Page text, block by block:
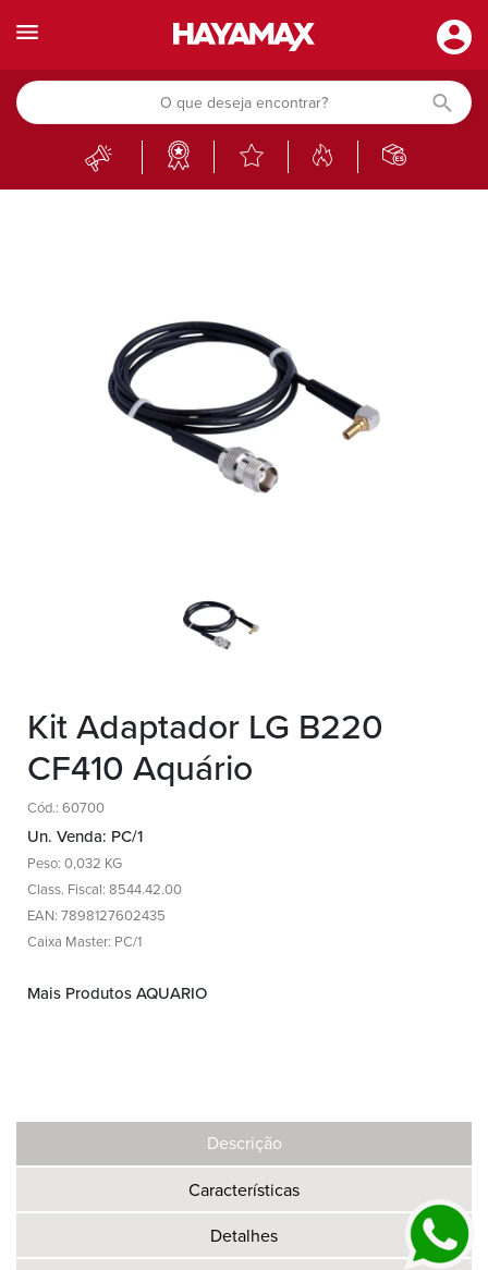
Kit Adaptador LG B220
CF410 Aquário
Cód.: 60700
Un. Venda: PC/1
Peso: 0,032 KG
Class. Fiscal: 8544.42.00
EAN: 7898127602435
Caixa Master: PC/1
Mais Produtos AQUARIO
Descrição
Características
Detalhes